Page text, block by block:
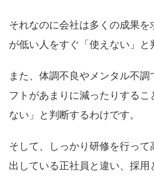
それなのに会社は多くの成果を
が低い人をすぐ「使えない」と
また、体調不良やメンタル不
フトがあまりに減ったりするこ
ない」と判断するわけです。
そして、しっかり研修を行っ
出している正社員と違い、採